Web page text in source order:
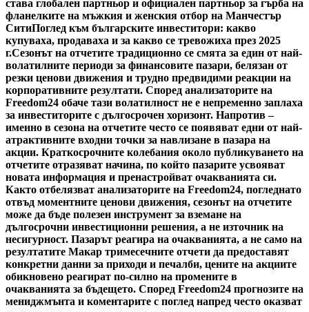
става глобален партньор и официален партньор за гърба на
фланелките на мъжкия и женския отбор на Манчестър
СитиПоглед към българските инвеститори: какво
купуваха, продаваха и за какво се тревожиха през 2025
г.Сезонът на отчетите традиционно се смята за един от най-
волатилните периоди за финансовите пазари, белязан от
резки ценови движения и трудно предвидими реакции на
корпоративните резултати. Според анализаторите на
Freedom24 обаче тази волатилност не е непременно заплаха
за инвеститорите с дългосрочен хоризонт. Напротив –
именно в сезона на отчетите често се появяват едни от най-
атрактивните входни точки за навлизане в пазара на
акции. Краткосрочните колебания около публикуването на
отчетите отразяват начина, по който пазарите усвояват
новата информация и пренастройват очакванията си.
Както отбелязват анализаторите на Freedom24, погледнато
отвъд моментните ценови движения, сезонът на отчетите
може да бъде полезен инструмент за вземане на
дългосрочни инвестиционни решения, а не източник на
несигурност. Пазарът реагира на очакванията, а не само на
резултатите Макар тримесечните отчети да предоставят
конкретни данни за приходи и печалби, цените на акциите
обикновено реагират по-силно на промените в
очакванията за бъдещето. Според Freedom24 прогнозите на
мениджмънта и коментарите с поглед напред често оказват